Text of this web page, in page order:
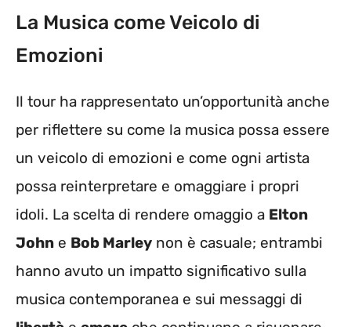
La Musica come Veicolo di
Emozioni
Il tour ha rappresentato un’opportunità anche
per riflettere su come la musica possa essere
un veicolo di emozioni e come ogni artista
possa reinterpretare e omaggiare i propri
idoli. La scelta di rendere omaggio a Elton
John e Bob Marley non è casuale; entrambi
hanno avuto un impatto significativo sulla
musica contemporanea e sui messaggi di